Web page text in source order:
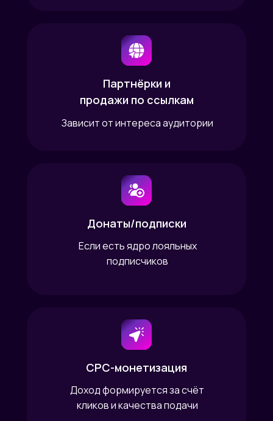
Если есть ядро лояльных
подписчиков
Доход формируется за счёт
кликов и качества подачи
Донаты/подписки
CPC-монетизация
Зависит от интереса аудитории
Партнёрки и
продажи по ссылкам